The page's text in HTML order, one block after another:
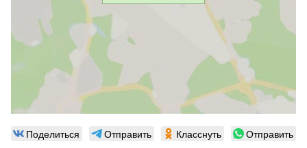
Поделиться Отправить Класснуть
Отправить